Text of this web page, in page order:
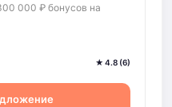
000 ₽ бонусов на
★ 4.8 (6)